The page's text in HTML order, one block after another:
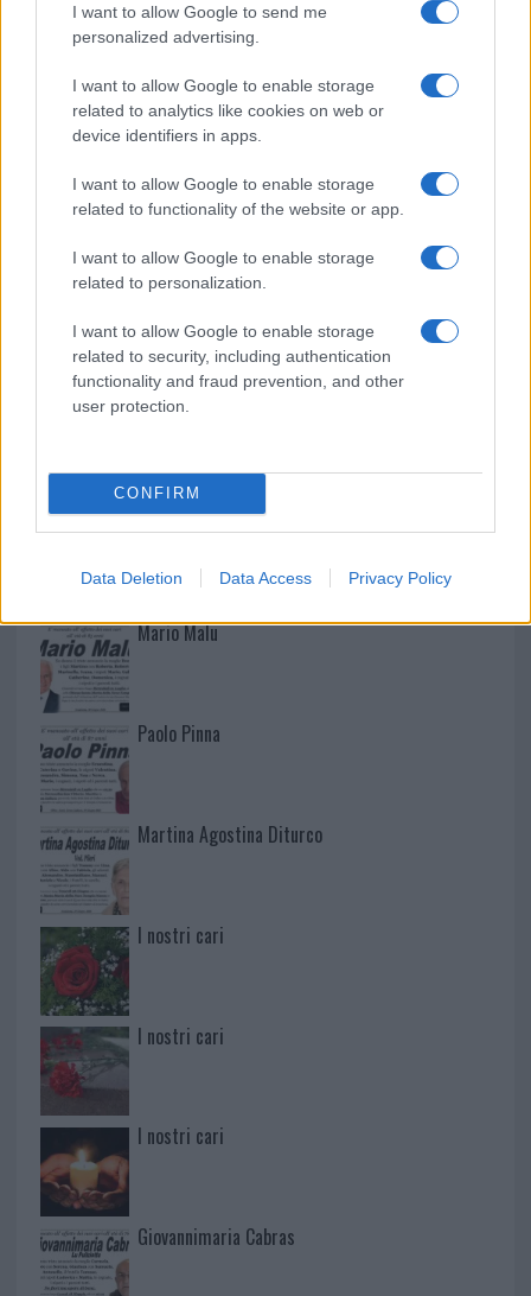
I want to allow Google to send me
personalized advertising.
I want to allow Google to enable storage
related to analytics like cookies on web or
device identifiers in apps.
I want to allow Google to enable storage
related to functionality of the website or app.
I want to allow Google to enable storage
related to personalization.
I want to allow Google to enable storage
related to security, including authentication
functionality and fraud prevention, and other
user protection.
CONFIRM
Data Deletion Data Access Privacy Policy
Mario Malu
Paolo Pinna
Martina Agostina Diturco
I nostri cari
I nostri cari
I nostri cari
Giovannimaria Cabras